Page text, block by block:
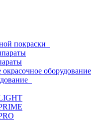
покраски
оборудование